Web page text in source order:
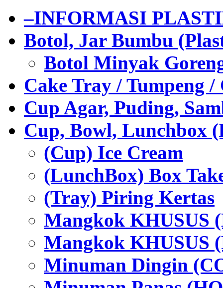
–INFORMASI
Botol, Jar Bumbu
Botol Minyak
Cake Tray / Tumpeng /
Cup Agar, Puding,
Cup, Bowl, Lunchbox
(Cup) Ice Cream
(LunchBox) Box
(Tray) Piring Kertas
Mangkok KHUSUS
Mangkok KHUSUS
Minuman Dingin